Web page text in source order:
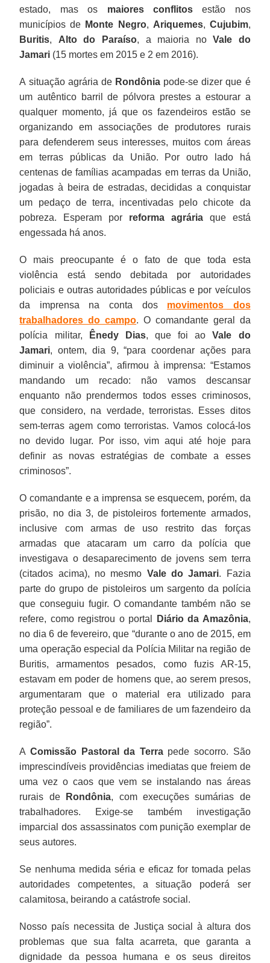
estado, mas os maiores conflitosestão nos
municípios de Monte Negro, Ariquemes, Cujubim,
Buritis, Alto do Paraíso, a maioria noVale do
Jamari (15 mortes em 2015 e 2 em 2016).
A situação agrária de Rondônia pode-se dizer que é
um autêntico barril de pólvora prestes a estourar a
qualquer momento, já que os fazendeiros estão se
organizando em associações de produtores rurais
para defenderem seus interesses, muitos com áreas
em terras públicas da União. Por outro lado há
centenas de famílias acampadas em terras da União,
jogadas à beira de estradas, decididas a conquistar
um pedaço de terra, incentivadas pelo chicote da
pobreza. Esperam por reforma agráriaque está
engessada há anos.
O mais preocupante é o fato de que toda esta
violência está sendo debitada por autoridades
policiais e outras autoridades públicas e por veículos
da imprensa na conta dos movimentos dos
trabalhadores do campo. O comandante geral da
polícia militar,
Ênedy Dias, que foi aoVale do
Jamari, ontem, dia 9, “para coordenar ações para
diminuir a violência”, afirmou à imprensa: “Estamos
mandando um recado: não vamos descansar
enquanto não prendermos todos esses criminosos,
que considero, na verdade, terroristas. Esses ditos
sem-terras agem como terroristas. Vamos colocá-los
no devido lugar. Por isso, vim aqui até hoje para
definir as novas estratégias de combate a esses
criminosos”.
O comandante e a imprensa se esquecem, porém, da
prisão, no dia 3, de pistoleiros fortemente armados,
inclusive com armas de uso restrito das forças
armadas que atacaram um carro da polícia que
investigava o desaparecimento de jovens sem terra
(citados acima), no mesmo Vale do Jamari. Fazia
parte do grupo de pistoleiros um sargento da polícia
que conseguiu fugir. O comandante também não se
refere, como registrou o portal
Diário da Amazônia,
no dia 6 de fevereiro, que “durante o ano de 2015, em
uma operação especial da Polícia Militar na região de
Buritis, armamentos pesados, como fuzis AR-15,
estavam em poder de homens que, ao serem presos,
argumentaram que o material era utilizado para
proteção pessoal e de familiares de um fazendeiro da
região”.
AComissão Pastoral da Terrapede socorro. São
imprescindíveis providências imediatas que freiem de
uma vez o caos que vem se instalando nas áreas
rurais de
Rondônia, com execuções sumárias de
trabalhadores. Exige-se também investigação
imparcial dos assassinatos com punição exemplar de
seus autores.
Se nenhuma medida séria e eficaz for tomada pelas
autoridades competentes, a situação poderá ser
calamitosa, beirando a catástrofe social.
Nosso país necessita de Justiça social à altura dos
problemas que sua falta acarreta, que garanta a
dignidade da pessoa humana e os seus direitos